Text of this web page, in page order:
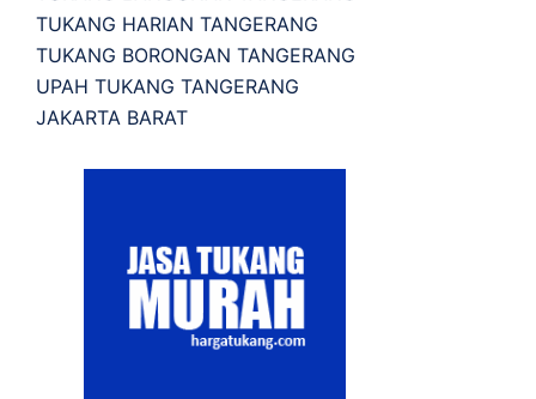
TUKANG HARIAN TANGERANG
TUKANG BORONGAN TANGERANG
UPAH TUKANG TANGERANG
JAKARTA BARAT